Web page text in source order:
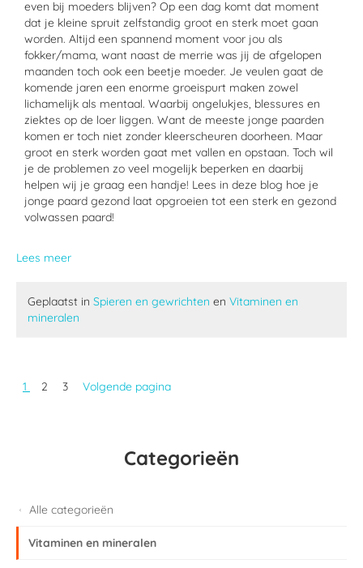
even bij moeders blijven? Op een dag komt dat moment
dat je kleine spruit zelfstandig groot en sterk moet gaan
worden. Altijd een spannend moment voor jou als
fokker/mama, want naast de merrie was jij de afgelopen
maanden toch ook een beetje moeder. Je veulen gaat de
komende jaren een enorme groeispurt maken zowel
lichamelijk als mentaal. Waarbij ongelukjes, blessures en
ziektes op de loer liggen. Want de meeste jonge paarden
komen er toch niet zonder kleerscheuren doorheen. Maar
groot en sterk worden gaat met vallen en opstaan. Toch wil
je de problemen zo veel mogelijk beperken en daarbij
helpen wij je graag een handje! Lees in deze blog hoe je
jonge paard gezond laat opgroeien tot een sterk en gezond
volwassen paard!
Lees meer
Geplaatst in Spieren en gewrichten en Vitaminen en
mineralen
1 2 3 Volgende pagina
Categorieën
Alle categorieën
Vitaminen en mineralen